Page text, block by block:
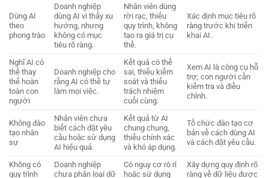
Dùng AI
theo
phong trào
Doanh nghiệp
dùng AI vì thấy xu
hướng, nhưng
không có mục
tiêu rõ ràng.
Nhân viên dùng
rời rạc, thiếu
quy trình, không
tạo ra giá trị cụ
thể.
Xác định mục tiêu rõ
ràng trước khi triển
khai AI.
Nghĩ AI có
thể thay
thế hoàn
toàn con
người
Doanh nghiệp cho
rằng AI có thể tự
làm mọi việc.
Kết quả có thể
sai, thiếu kiểm
soát và thiếu
trách nhiệm
cuối cùng.
Xem AI là công cụ hỗ
trợ; con người cần
kiểm tra và điều
chỉnh.
Không đào
tạo nhân
sự
Nhân viên chưa
biết cách đặt yêu
cầu hoặc sử dụng
AI hiệu quả.
Kết quả từ AI
chung chung,
thiếu chính xác
và khó áp dụng.
Tổ chức đào tạo cơ
bản về cách dùng AI
và cách đặt yêu cầu.
Không có
quy trình
Doanh nghiệp
chưa phân loại dữ
Có nguy cơ rò rỉ
hoặc sử dụng
Xây dựng quy định rõ
ràng về dữ liệu được